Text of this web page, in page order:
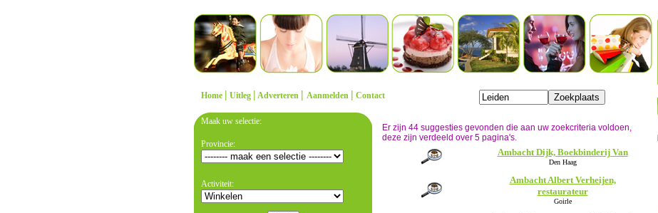
Home | Uitleg | Adverteren | Aanmelden | Contact
Maak uw selectie:
Provincie:
Activiteit:
Er zijn 44 suggesties gevonden die aan uw zoekcriteria voldoen,
deze zijn verdeeld over 5 pagina's.
Ambacht Dijk, Boekbinderij Van
Den Haag
Ambacht Albert Verheijen,
restaurateur
Goirle